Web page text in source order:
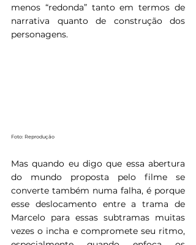
menos “redonda” tanto em termos de
narrativa quanto de construção dos
personagens.
Foto: Reprodução
Mas quando eu digo que essa abertura
do mundo proposta pelo filme se
converte também numa falha, é porque
esse deslocamento entre a trama de
Marcelo para essas subtramas muitas
vezes o incha e compromete seu ritmo,